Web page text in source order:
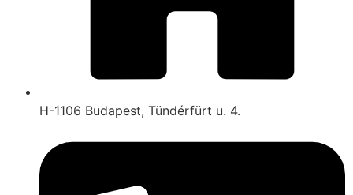
H-1106 Budapest, Tündérfürt u. 4.